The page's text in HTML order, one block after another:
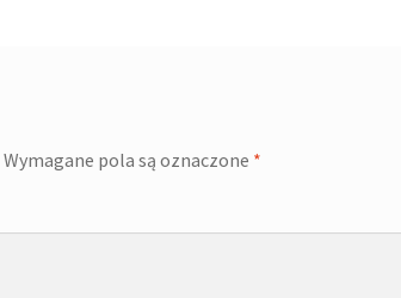
Wymagane pola są oznaczone *